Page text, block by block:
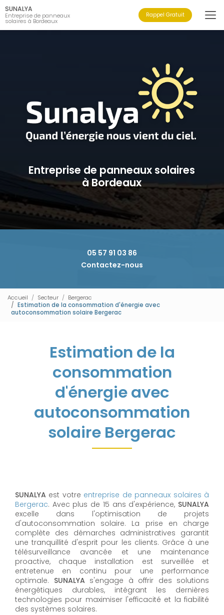
Aller
au
contenu
principal
SUNALYA
Entreprise de panneaux
solaires à Bordeaux
Rappel Gratuit
Entreprise de panneaux solaires
à Bordeaux
05 57 91 03 86
Contactez-nous
Accueil Secteur
Bergerac
Estimation de la consommation d'énergie avec
autoconsommation solaire Bergerac
Estimation de la
consommation
d'énergie avec
autoconsommation
solaire Bergerac
SUNALYA est votre entreprise de panneaux solaires à
Bergerac. Avec plus de 15 ans d'expérience, SUNALYA
excelle dans l'optimisation de projets
d'autoconsommation solaire. La prise en charge
complète des démarches administratives garantit
une tranquillité d'esprit pour les clients. Grâce à une
télésurveillance avancée et une maintenance
proactive, chaque installation est surveillée et
entretenue en continu pour une performance
optimale. SUNALYA s'engage à offrir des solutions
énergétiques durables, intégrant les dernières
technologies pour maximiser l'efficacité et la fiabilité
des systèmes solaires.